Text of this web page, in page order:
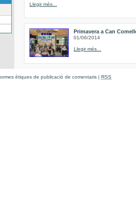
Llegir més...
Primavera a Can
01/06/2014
Llegir més...
ètiques de publicació de comentaris | RSS